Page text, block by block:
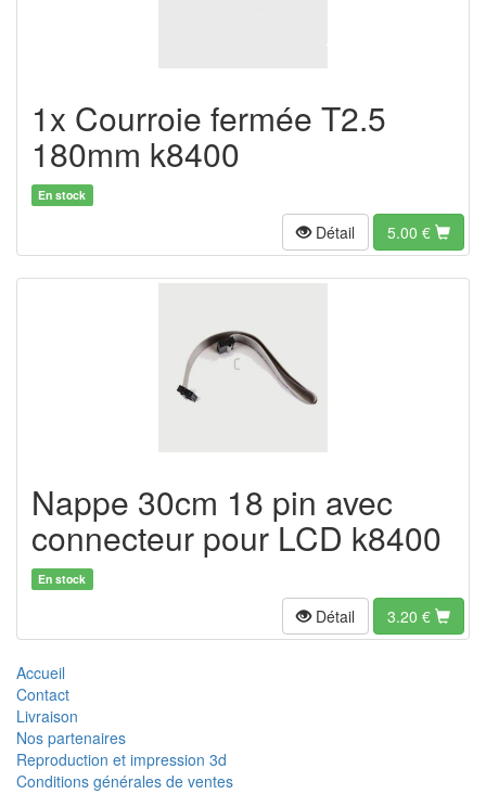
1x Courroie fermée T2.5
180mm k8400
En stock
Détail 5.00 €
Nappe 30cm 18 pin avec
connecteur pour LCD k8400
En stock
Détail 3.20 €
Accueil
Contact
Livraison
Nos partenaires
Reproduction et impression 3d
Conditions générales de ventes